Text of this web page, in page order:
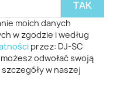
moich danych
w zgodzie i według
przez: DJ-SC
odwołać swoją
w naszej